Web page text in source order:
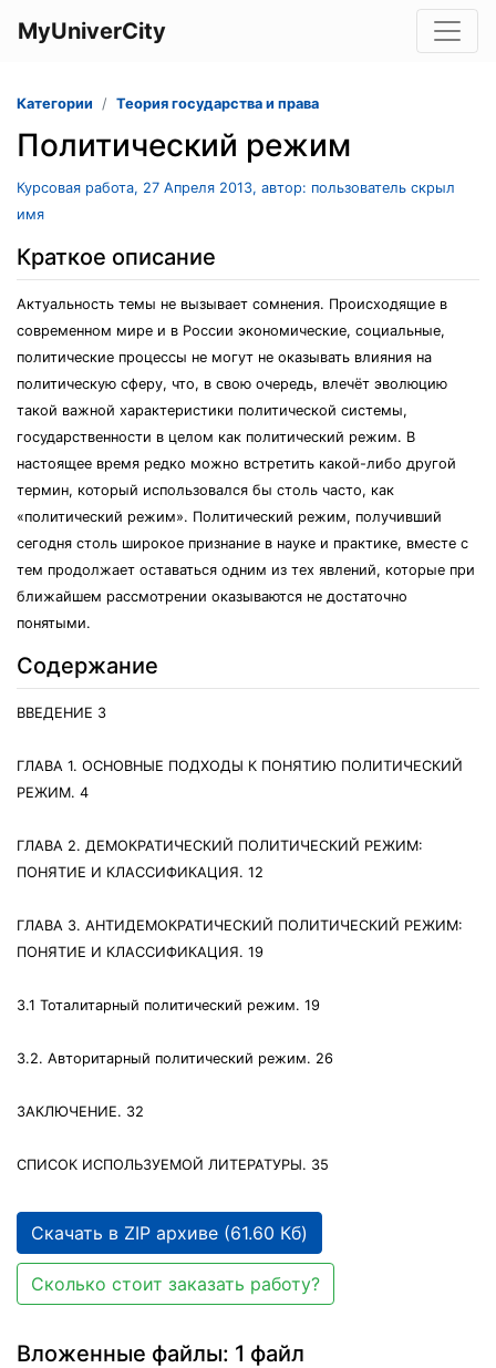
MyUniverCity
Категории Теория государства и права
Политический режим
Курсовая работа, 27 Апреля 2013, автор: пользователь скрыл
имя
Краткое описание
Актуальность темы не вызывает сомнения. Происходящие в
современном мире и в России экономические, социальные,
политические процессы не могут не оказывать влияния на
политическую сферу, что, в свою очередь, влечёт эволюцию
такой важной характеристики политической системы,
государственности в целом как политический режим. В
настоящее время редко можно встретить какой-либо другой
термин, который использовался бы столь часто, как
«политический режим». Политический режим, получивший
сегодня столь широкое признание в науке и практике, вместе с
тем продолжает оставаться одним из тех явлений, которые при
ближайшем рассмотрении оказываются не достаточно
понятыми.
Содержание
ВВЕДЕНИЕ 3
ГЛАВА 1. ОСНОВНЫЕ ПОДХОДЫ К ПОНЯТИЮ ПОЛИТИЧЕСКИЙ
РЕЖИМ. 4
ГЛАВА 2. ДЕМОКРАТИЧЕСКИЙ ПОЛИТИЧЕСКИЙ РЕЖИМ:
ПОНЯТИЕ И КЛАССИФИКАЦИЯ. 12
ГЛАВА 3. АНТИДЕМОКРАТИЧЕСКИЙ ПОЛИТИЧЕСКИЙ РЕЖИМ:
ПОНЯТИЕ И КЛАССИФИКАЦИЯ. 19
3.1 Тоталитарный политический режим. 19
3.2. Авторитарный политический режим. 26
ЗАКЛЮЧЕНИЕ. 32
СПИСОК ИСПОЛЬЗУЕМОЙ ЛИТЕРАТУРЫ. 35
Скачать в ZIP архиве (61.60 Кб)
Сколько стоит заказать работу?
Вложенные файлы: 1 файл